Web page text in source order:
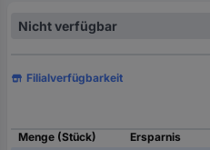
Nicht verfügbar
Filialverfügbarkeit
Menge (Stück)
Ersparnis